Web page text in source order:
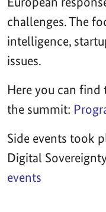
challenges. The
intelligence,
issues.
Here you can
the summit:
Side events took
Digital
events